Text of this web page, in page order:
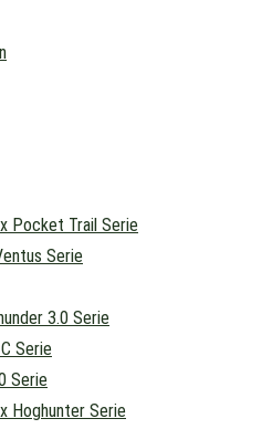
Pocket Trail Serie
Serie
3.0 Serie
Serie
Serie
Hoghunter Serie